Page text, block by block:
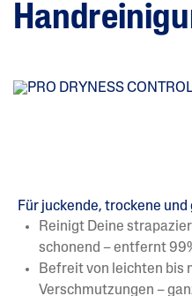
Für juckende, trockene
Reinigt Deine
schonend – entfernt
Befreit von leichten bis
Verschmutzungen –